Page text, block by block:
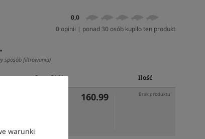
warunki
0,0
0 opinii | ponad 30 osób kupiło ten produkt
sposób filtrowania)
Cena PLN Ilość
160.99 Brak produktu